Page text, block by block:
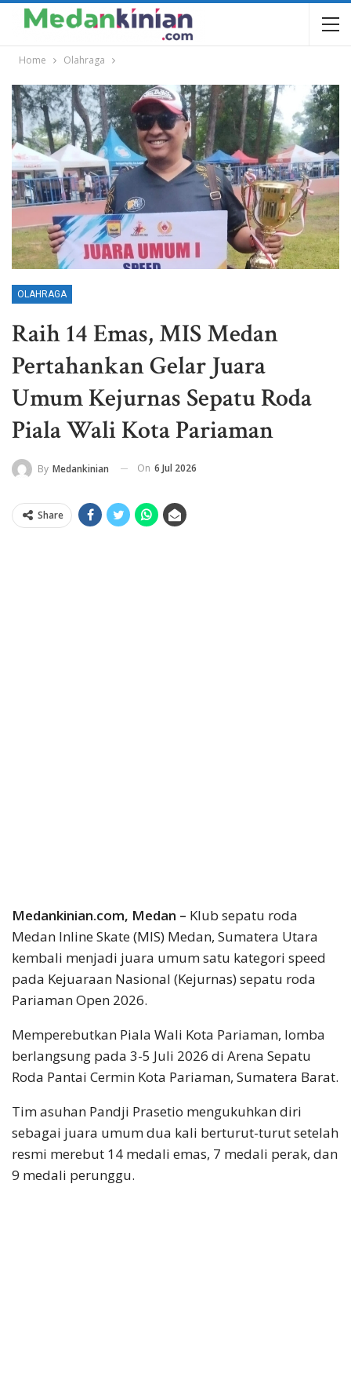
Home Olahraga
OLAHRAGA
Raih 14 Emas, MIS Medan
Pertahankan Gelar Juara
Umum Kejurnas Sepatu Roda
Piala Wali Kota Pariaman
By Medankinian On 6 Jul 2026
Share
Medankinian.com, Medan – Klub sepatu roda
Medan Inline Skate (MIS) Medan, Sumatera Utara
kembali menjadi juara umum satu kategori speed
pada Kejuaraan Nasional (Kejurnas) sepatu roda
Pariaman Open 2026.
Memperebutkan Piala Wali Kota Pariaman, lomba
berlangsung pada 3-5 Juli 2026 di Arena Sepatu
Roda Pantai Cermin Kota Pariaman, Sumatera Barat.
Tim asuhan Pandji Prasetio mengukuhkan diri
sebagai juara umum dua kali berturut-turut setelah
resmi merebut 14 medali emas, 7 medali perak, dan
9 medali perunggu.